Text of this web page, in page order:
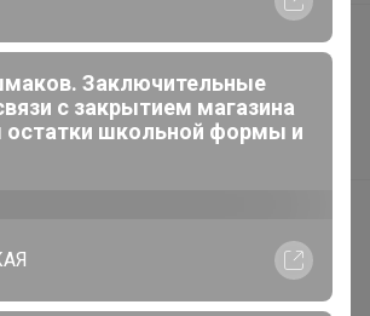
Заключительные
с закрытием магазина
остатки школьной формы и